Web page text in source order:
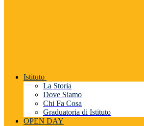
Istituto
La Storia
Dove Siamo
Chi Fa Cosa
Graduatoria di Istituto
OPEN DAY